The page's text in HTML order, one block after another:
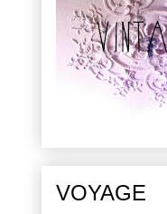
VOYAGE